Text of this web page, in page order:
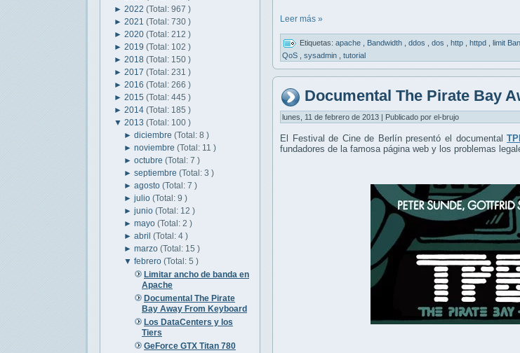
► 2022 (Total: 967 )
► 2021 (Total: 730 )
► 2020 (Total: 212 )
► 2019 (Total: 102 )
► 2018 (Total: 150 )
► 2017 (Total: 231 )
► 2016 (Total: 266 )
► 2015 (Total: 445 )
► 2014 (Total: 185 )
▼ 2013 (Total: 100 )
►diciembre(Total: 8 )
►noviembre(Total: 11 )
►octubre(Total: 7 )
►septiembre(Total: 3 )
►agosto(Total: 7 )
►julio(Total: 9 )
►junio(Total: 12 )
►mayo(Total: 2 )
►abril(Total: 4 )
►marzo(Total: 15 )
▼febrero(Total: 5 )
Limitar ancho de banda en
Apache
Documental The Pirate
Bay Away From Keyboard
Los DataCenters y los
Tiers
GeForce GTX Titan 780
Leer más »
Etiquetas: apache Bandwidth ddos dos http httpd limit
QoS
sysadmin tutorial
Documental The Pirate Bay
lunes, 11 de febrero de 2013 | Publicado por el-brujo
El Festival de Cine de Berlín presentó el documental
fundadores de la famosa página web y los problemas